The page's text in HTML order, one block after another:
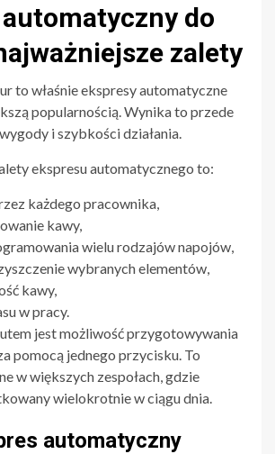
do
zalety
to właśnie ekspresy automatyczne
popularnością. Wynika to przede
i szybkości działania.
ekspresu automatycznego to:
każdego pracownika,
kawy,
wielu rodzajów napojów,
wybranych elementów,
kawy,
w pracy.
jest możliwość przygotowywania
pomocą jednego przycisku. To
w większych zespołach, gdzie
wielokrotnie w ciągu dnia.
automatyczny